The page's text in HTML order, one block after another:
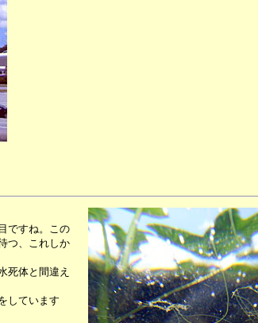
ですね。この
つ、これしか
死体と間違え
しています